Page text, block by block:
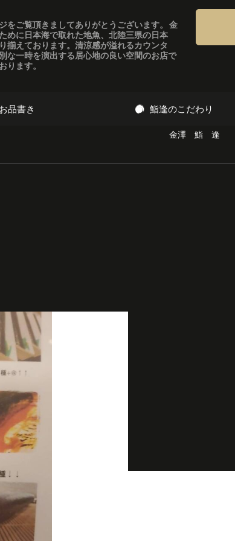
をご覧頂きましてありがとうございます。 金
めに日本海で取れた地魚、北陸三県の日本
揃えております。清涼感が溢れるカウンタ
な一時を演出する居心地の良い空間のお店で
ります。
品書き 鮨逢のこだわり
金澤 鮨 逢